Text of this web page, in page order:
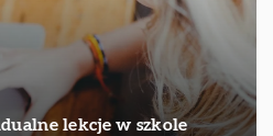
lekcje w szkole